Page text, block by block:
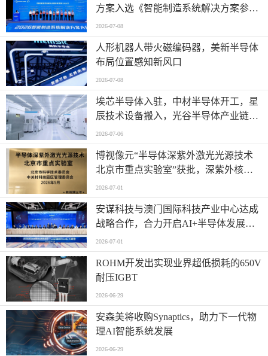
方案入选《智能制造系统解决方案参考
目录（2026）》
2026-07-08
人形机器人带火磁编码器，美新半导体
布局位置感知新风口
2026-07-08
埃芯半导体入驻，中材半导体开工，星
辰技术设备搬入，光谷半导体产业链有
新进展→
2026-07-06
博视像元“半导体深紫外激光光源技术
北京市重点实验室”获批，深紫外核心
技术再获权威认可
2026-07-01
安谋科技与澳门国际科技产业中心达成
战略合作，合力开启AI+半导体发展
“芯”篇章
2026-07-01
ROHM开发出实现业界超低损耗的650V
耐压IGBT
2026-06-29
安森美将收购Synaptics，助力下一代物
理AI智能系统发展
2026-06-29